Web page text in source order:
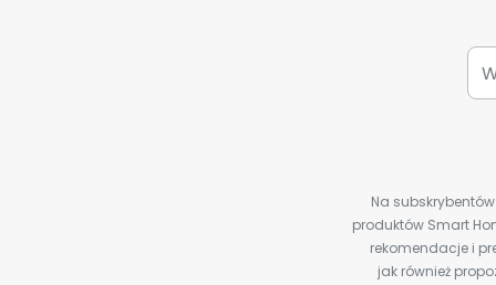
Na
produktów Smart
rekomendacje i
jak również